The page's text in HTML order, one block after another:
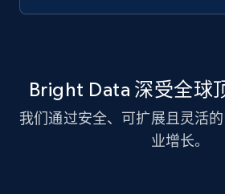
LinkedIn posts - Discover new
Bright Data 深受全球
我们通过安全、可扩展且灵活
业增长。